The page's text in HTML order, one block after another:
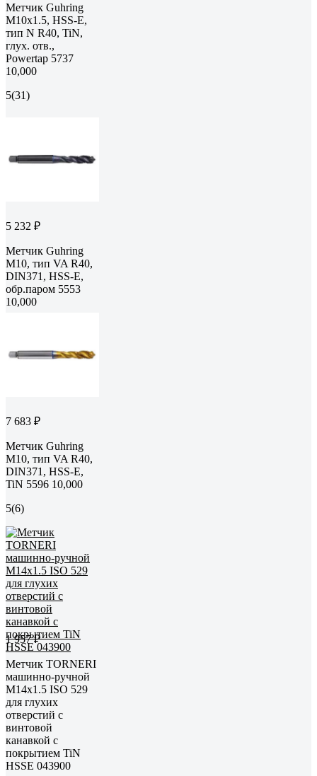
Метчик Guhring
M10х1.5, HSS-E,
тип N R40, TiN,
глух. отв.,
Powertap 5737
10,000
5(31)
5 232 ₽
Метчик Guhring
M10, тип VA R40,
DIN371, HSS-E,
обр.паром 5553
10,000
7 683 ₽
Метчик Guhring
M10, тип VA R40,
DIN371, HSS-E,
TiN 5596 10,000
5(6)
1 957 ₽
Метчик TORNERI
машинно-ручной
М14x1.5 ISO 529
для глухих
отверстий с
винтовой
канавкой с
покрытием TiN
HSSE 043900